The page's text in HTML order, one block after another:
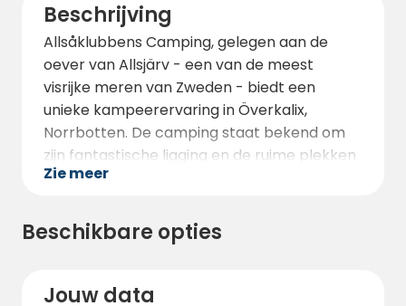
Beschrijving
Allsåklubbens Camping, gelegen aan de
oever van Allsjärv - een van de meest
visrijke meren van Zweden - biedt een
unieke kampeerervaring in Överkalix,
Norrbotten. De camping staat bekend om
zijn fantastische ligging en de ruime plekken
die nooit krap aanvoelen. Er zijn ongeveer 20
mogelijkheid om op grote open plekken te
kamperen, waardoor het ideaal is voor
die meer comfort willen, zijn er drie hutten
Zie meer
Beschikbare opties
Jouw data